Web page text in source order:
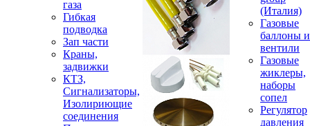
газа
Гибкая
подводка
Зап части
Краны,
задвижки
КТЗ,
Сигнализаторы,
Изолириющие
соединения
(Италия)
Газовые
баллоны и
вентили
Газовые
жиклеры,
наборы
сопел
Регулятор
давления